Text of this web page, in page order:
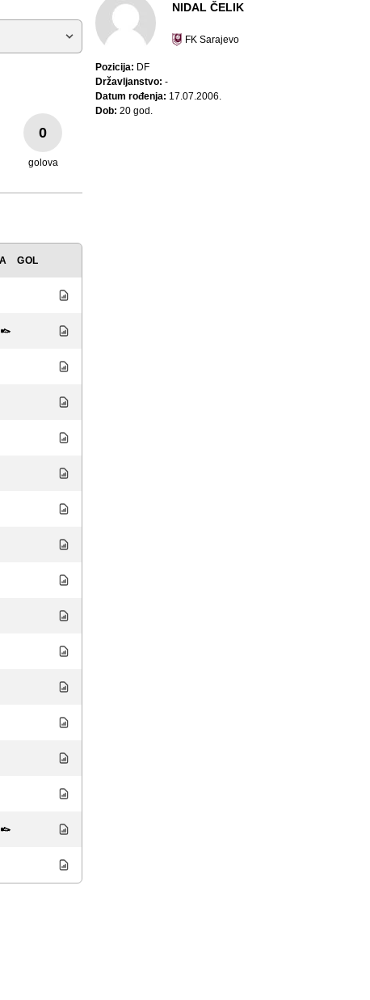
0
golova
A GOL
NIDAL ČELIK
FK Sarajevo
Pozicija: DF
Državljanstvo: -
Datum rođenja: 17.07.2006.
Dob: 20 god.